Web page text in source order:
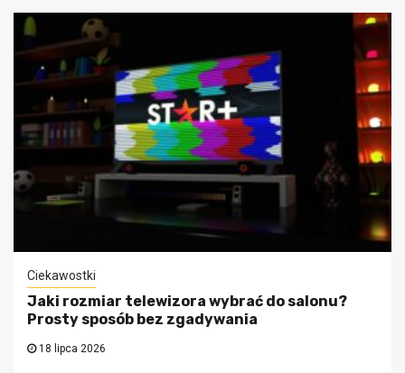
Ciekawostki
Jaki rozmiar telewizora wybrać do salonu?
Prosty sposób bez zgadywania
18 lipca 2026